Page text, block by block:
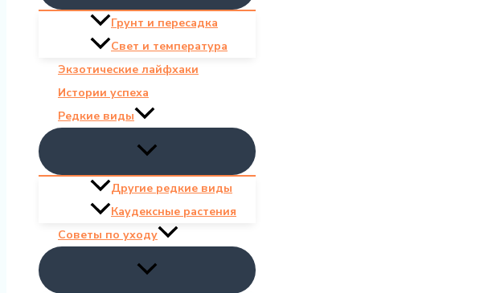
Грунт и пересадка
Свет и температура
Экзотические лайфхаки
Истории успеха
Редкие виды
Другие редкие виды
Каудексные растения
Советы по уходу